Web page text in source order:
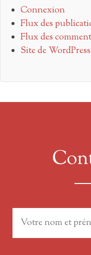
Connexion
Flux des
Flux des
Site de